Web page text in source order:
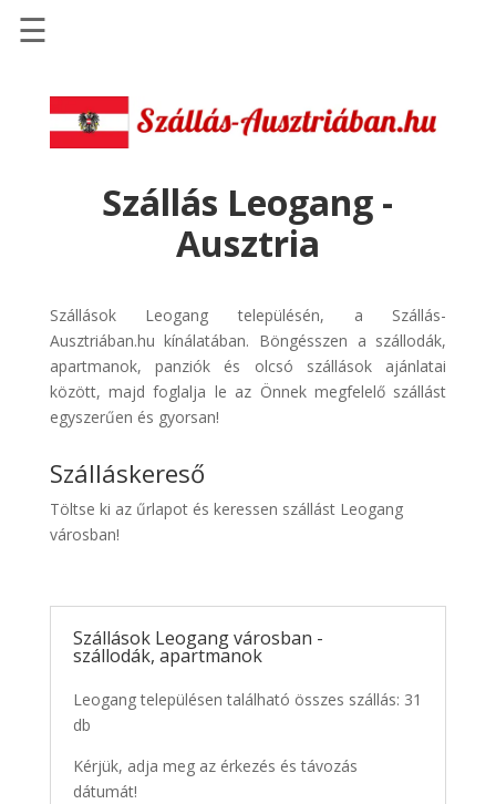
Szállások
Szállásinfo.eu
Repülőjegy
pénzvisszatérítéssel
Discover
Cars
Transzfer
Kiwi
Taxi
☰
Szállás Leogang -
Ausztria
Szállások Leogang településén, a Szállás-
Ausztriában.hu kínálatában. Böngésszen a szállodák,
apartmanok, panziók és olcsó szállások ajánlatai
között, majd foglalja le az Önnek megfelelő szállást
egyszerűen és gyorsan!
Szálláskereső
Töltse ki az űrlapot és keressen szállást Leogang
városban!
Szállások Leogang városban -
szállodák, apartmanok
Leogang településen található összes szállás: 31
db
Kérjük, adja meg az érkezés és távozás
dátumát!